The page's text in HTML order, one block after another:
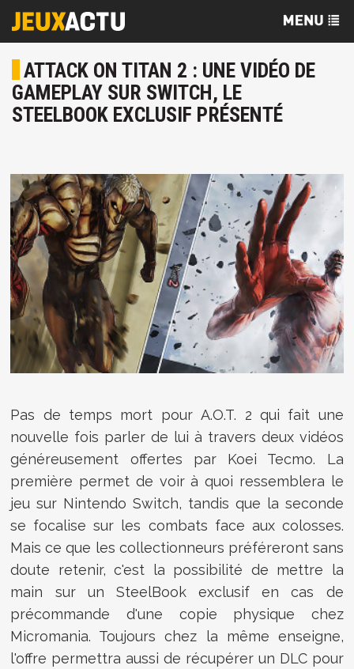
ATTACK ON TITAN 2 : UNE VIDÉO DE
GAMEPLAY SUR SWITCH, LE
STEELBOOK EXCLUSIF PRÉSENTÉ
Pas de temps mort pourA.O.T. 2 qui fait une
nouvelle fois parler de lui à travers deux vidéos
généreusement offertes par Koei Tecmo. La
première permet de voir à quoi ressemblera le
jeu sur Nintendo Switch, tandis que la seconde
se focalise sur les combats face aux colosses.
Mais ce que les collectionneurs préféreront sans
doute retenir, c'est la possibilité de mettre la
main sur un SteelBook exclusif en cas de
précommande d'une copie physique chez
Micromania. Toujours chez la même enseigne,
l'offre permettra aussi de récupérer un DLC pour